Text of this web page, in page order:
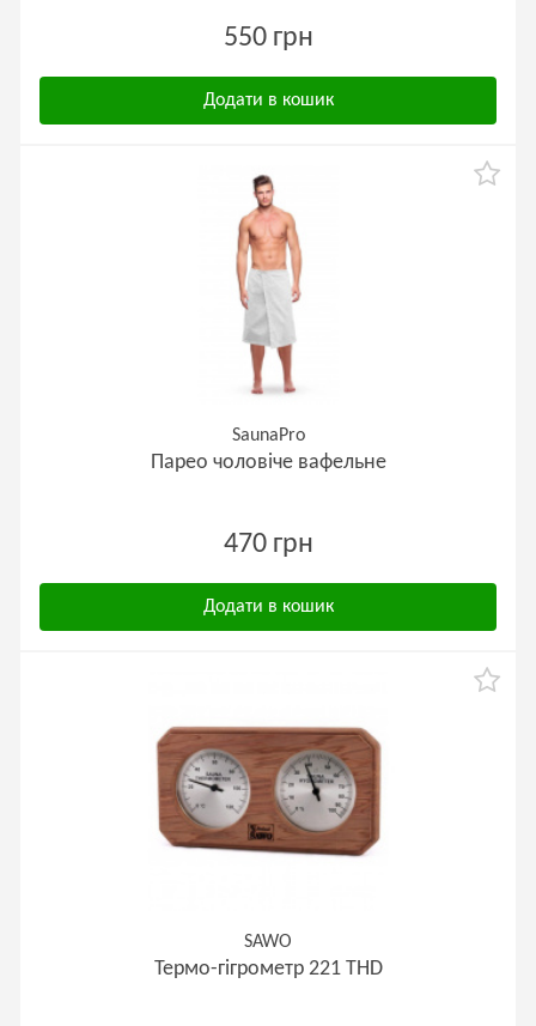
550 грн
Додати в кошик
SaunaPro
Парео чоловіче вафельне
470 грн
Додати в кошик
SAWO
Термо-гігрометр 221 ТНD